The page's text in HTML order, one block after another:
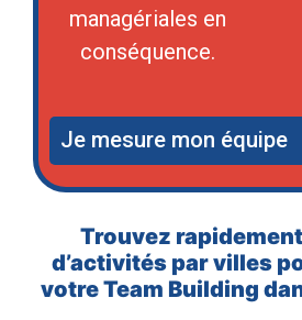
managériales en
conséquence.
Je mesure mon équipe
Trouvez
d’activités par villes
votre Team Building